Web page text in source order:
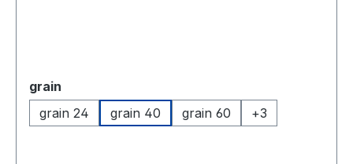
Sélectionnez
grain
grain 24
grain 40 grain 60 +3